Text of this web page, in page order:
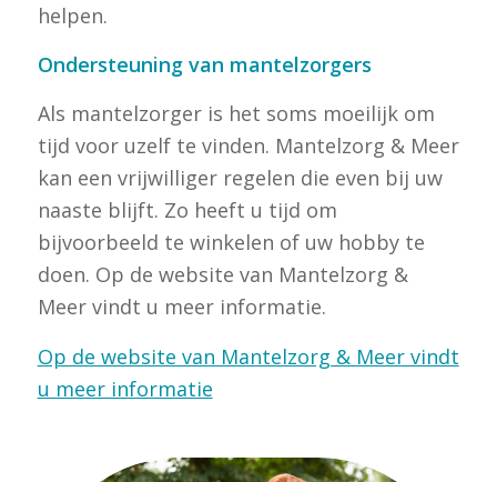
helpen.
Ondersteuning van mantelzorgers
Als mantelzorger is het soms moeilijk om
tijd voor uzelf te vinden. Mantelzorg & Meer
kan een vrijwilliger regelen die even bij uw
naaste blijft. Zo heeft u tijd om
bijvoorbeeld te winkelen of uw hobby te
doen. Op de website van Mantelzorg &
Meer vindt u meer informatie.
Op de website van Mantelzorg & Meer vindt
u meer informatie